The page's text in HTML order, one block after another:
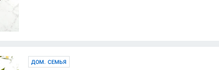
ДОМ. СЕМЬЯ